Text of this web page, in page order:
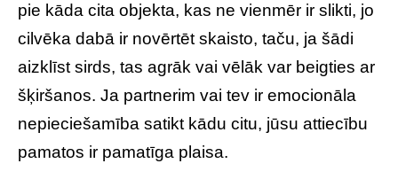
pie kāda cita objekta, kas ne vienmēr ir slikti, jo
cilvēka dabā ir novērtēt skaisto, taču, ja šādi
aizklīst sirds, tas agrāk vai vēlāk var beigties ar
šķiršanos. Ja partnerim vai tev ir emocionāla
nepieciešamība satikt kādu citu, jūsu attiecību
pamatos ir pamatīga plaisa.